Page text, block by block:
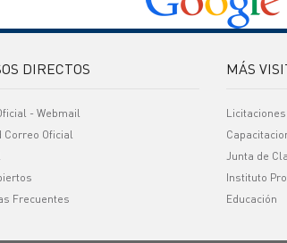
DIRECTOS
- Webmail
Correo Oficial
Frecuentes
MÁS
Licitaciones
Junta de
Instituto
Educación